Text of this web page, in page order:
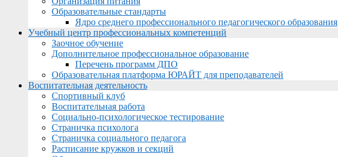
Образовательные стандарты
Ядро среднего профессионального педагогического образования
Учебный центр профессиональных компетенций
Заочное обучение
Дополнительное профессиональное образование
Перечень программ ДПО
Образовательная платформа ЮРАЙТ для преподавателей
Воспитательная деятельность
Спортивный клуб
Воспитательная работа
Социально-психологическое тестирование
Страничка психолога
Страничка социального педагога
Расписание кружков и секций